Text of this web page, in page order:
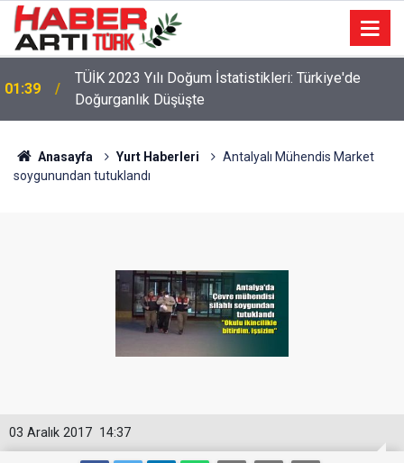
01:39
TÜİK 2023 Yılı Doğum İstatistikleri: Türkiye'de
Doğurganlık Düşüşte
22:47
16 Maddelik Maden Kanunu Teklif Kabul Edildi
Anasayfa Yurt Haberleri
Antalyalı Mühendis Market
soygunundan tutuklandı
14:37
03 Aralık 2017